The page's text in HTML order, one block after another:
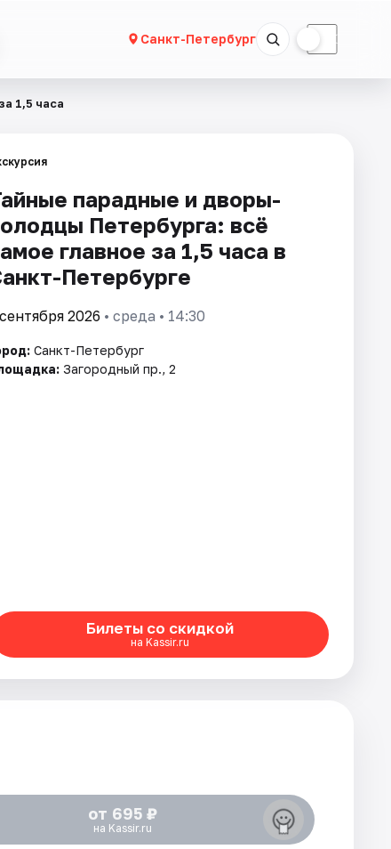
Санкт-Петербург ☾
1,5 часа
парадные и дворы-
Петербурга: всё
главное за 1,5 часа в
Петербурге
2026 • среда • 14:30
Санкт-Петербург
Загородный пр., 2
Билеты со скидкой
на Kassir.ru
от 695 ₽
на Kassir.ru